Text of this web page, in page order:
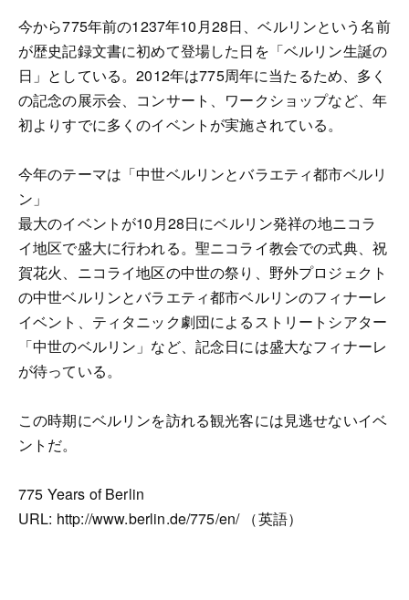
今から775年前の1237年10月28日、ベルリンという名前
が歴史記録文書に初めて登場した日を「ベルリン生誕の
日」としている。2012年は775周年に当たるため、多く
の記念の展示会、コンサート、ワークショップなど、年
初よりすでに多くのイベントが実施されている。
今年のテーマは「中世ベルリンとバラエティ都市ベルリ
ン」
最大のイベントが10月28日にベルリン発祥の地ニコラ
イ地区で盛大に行われる。聖ニコライ教会での式典、祝
賀花火、ニコライ地区の中世の祭り、野外プロジェクト
の中世ベルリンとバラエティ都市ベルリンのフィナーレ
イベント、ティタニック劇団によるストリートシアター
「中世のベルリン」など、記念日には盛大なフィナーレ
が待っている。
この時期にベルリンを訪れる観光客には見逃せないイベ
ントだ。
775 Years of Berlin
URL: http://www.berlin.de/775/en/ （英語）